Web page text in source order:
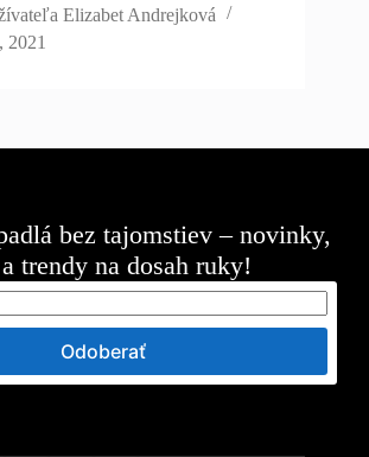
Elizabet Andrejková
2021
bez tajomstiev – novinky,
trendy na dosah ruky!
Odoberať